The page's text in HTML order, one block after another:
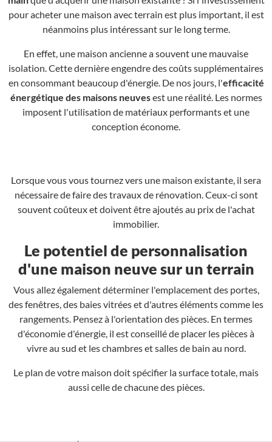
pour acheter une maison avec terrain est plus important, il est
néanmoins plus intéressant sur le long terme.
En effet, une maison ancienne a souvent une mauvaise
isolation. Cette dernière engendre des coûts supplémentaires
en consommant beaucoup d'énergie. De nos jours, l'efficacité
énergétique des maisons neuvesest une réalité. Les normes
imposent l'utilisation de matériaux performants et une
conception économe.
Lorsque vous vous tournez vers une maison existante, il sera
nécessaire de faire des travaux de rénovation. Ceux-ci sont
souvent coûteux et doivent être ajoutés au prix de l'achat
immobilier.
Le potentiel de personnalisation
d'une maison neuve sur un terrain
Vous allez également déterminer l'emplacement des portes,
des fenêtres, des baies vitrées et d'autres éléments comme les
rangements. Pensez à l'orientation des pièces. En termes
d'économie d'énergie, il est conseillé de placer les pièces à
vivre au sud et les chambres et salles de bain au nord.
Le plan de votre maison doit spécifier la surface totale, mais
aussi celle de chacune des pièces.